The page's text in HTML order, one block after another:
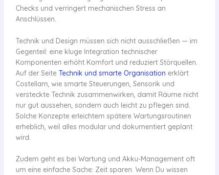
Checks und verringert mechanischen Stress an
Anschlüssen.
Technik und Design müssen sich nicht ausschließen — im
Gegenteil: eine kluge Integration technischer
Komponenten erhöht Komfort und reduziert Störquellen.
Auf der Seite Technik und smarte Organisation erklärt
Costellam, wie smarte Steuerungen, Sensorik und
versteckte Technik zusammenwirken, damit Räume nicht
nur gut aussehen, sondern auch leicht zu pflegen sind.
Solche Konzepte erleichtern spätere Wartungsroutinen
erheblich, weil alles modular und dokumentiert geplant
wird.
Zudem geht es bei Wartung und Akku-Management oft
um eine einfache Sache: Zeit sparen. Wenn Du wissen